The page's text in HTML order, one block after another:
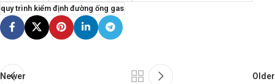
quy trình kiểm định đường ống gas
Newer Older